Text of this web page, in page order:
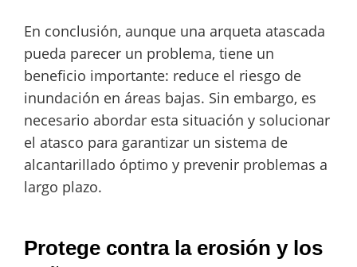
En conclusión, aunque una arqueta atascada
pueda parecer un problema, tiene un
beneficio importante: reduce el riesgo de
inundación en áreas bajas. Sin embargo, es
necesario abordar esta situación y solucionar
el atasco para garantizar un sistema de
alcantarillado óptimo y prevenir problemas a
largo plazo.
Protege contra la erosión y los